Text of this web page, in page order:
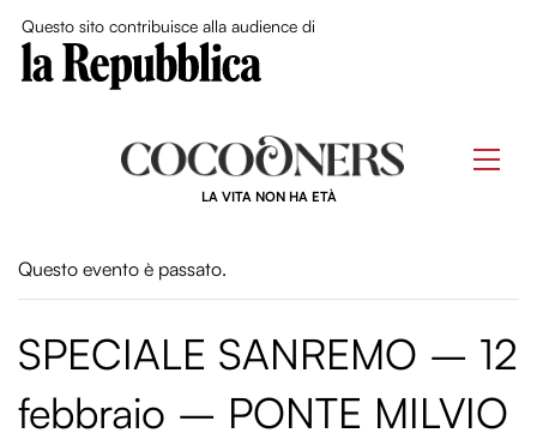
Questo sito contribuisce alla audience di
LA VITA NON HA ETÀ
Questo evento è passato.
SPECIALE SANREMO – 12
febbraio – PONTE MILVIO